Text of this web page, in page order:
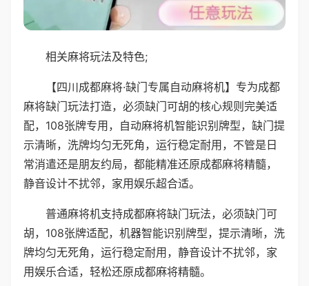
相关麻将玩法及特色;
【四川成都麻将·缺门专属自动麻将机】专为成都
麻将缺门玩法打造，必须缺门可胡的核心规则完美适
配，108张牌专用，自动麻将机智能识别牌型，缺门提
示清晰，洗牌均匀无死角，运行稳定耐用，不管是日
常消遣还是朋友约局，都能精准还原成都麻将精髓，
静音设计不扰邻，家用娱乐超合适。
普通麻将机支持成都麻将缺门玩法，必须缺门可
胡，108张牌适配，机器智能识别牌型，提示清晰，洗
牌均匀无死角，运行稳定耐用，静音设计不扰邻，家
用娱乐合适，轻松还原成都麻将精髓。